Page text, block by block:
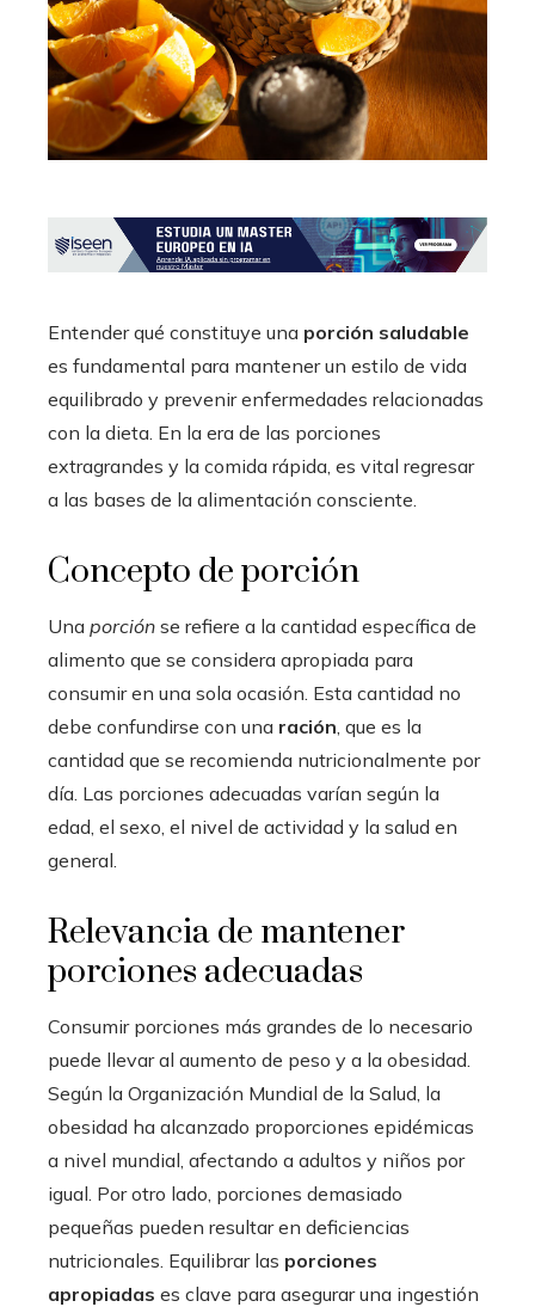
Entender qué constituye una porción saludable
es fundamental para mantener un estilo de vida
equilibrado y prevenir enfermedades relacionadas
con la dieta. En la era de las porciones
extragrandes y la comida rápida, es vital regresar
a las bases de la alimentación consciente.
Concepto de porción
Una porción se refiere a la cantidad específica de
alimento que se considera apropiada para
consumir en una sola ocasión. Esta cantidad no
debe confundirse con una ración , que es la
cantidad que se recomienda nutricionalmente por
día. Las porciones adecuadas varían según la
edad, el sexo, el nivel de actividad y la salud en
general.
Relevancia de mantener
porciones adecuadas
Consumir porciones más grandes de lo necesario
puede llevar al aumento de peso y a la obesidad.
Según la Organización Mundial de la Salud, la
obesidad ha alcanzado proporciones epidémicas
a nivel mundial, afectando a adultos y niños por
igual. Por otro lado, porciones demasiado
pequeñas pueden resultar en deficiencias
nutricionales. Equilibrar las porciones
apropiadas es clave para asegurar una ingestión